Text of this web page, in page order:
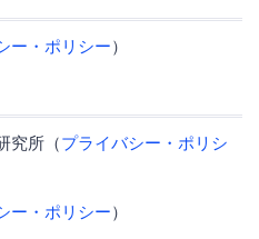
ー・ポリシー）
究所（プライバシー・ポリシ
ー・ポリシー）